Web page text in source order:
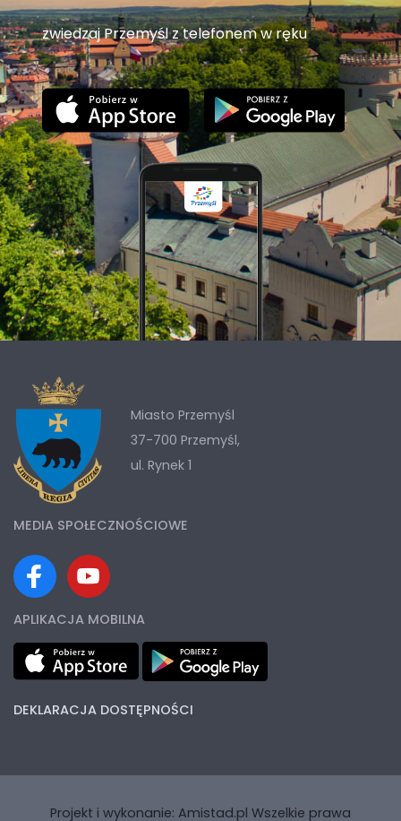
zwiedzaj Przemyśl z telefonem w ręku
Miasto Przemyśl
37-700 Przemyśl,
ul. Rynek 1
MEDIA SPOŁECZNOŚCIOWE
APLIKACJA MOBILNA
DEKLARACJA DOSTĘPNOŚCI
Projekt i wykonanie: Amistad.pl Wszelkie prawa